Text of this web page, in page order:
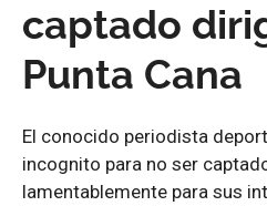
captado
Punta Cana
El conocido periodista
incognito para no ser
lamentablemente para sus